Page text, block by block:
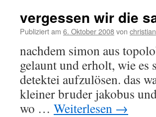
vergessen wir die
Publiziert am 6. Oktober 2008von
nachdem simon aus
gelaunt und erholt, wie es
detektei aufzulösen. das
kleiner bruder jakobus
wo … Weiterlesen →